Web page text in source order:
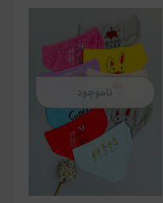
ناموجود